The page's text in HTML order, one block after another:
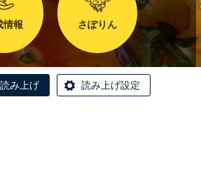
情報 さぽりん
読み上げ 読み上げ設定